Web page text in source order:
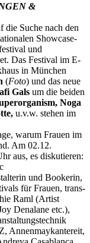
&
Suche nach den
Showcase-
und
Das Festival im E-
in München
(Foto) und das neue
Gals um die beiden
Noga
u.v.w. stehen im
warum Frauen im
Am 02.12.
aus, es diskutieren:
und Bookerin,
für Frauen, trans-
Raml (Artist
Denalane etc.),
Annenmaykantereit,